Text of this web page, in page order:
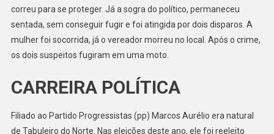
FRENTE
CASA
correu para se proteger. Já a sogra do político, permaneceu
sentada, sem conseguir fugir e foi atingida por dois disparos. A
mulher foi socorrida, já o vereador morreu no local. Após o crime,
os dois suspeitos fugiram em uma moto.
CARREIRA POLÍTICA
Filiado ao Partido Progressistas (pp) Marcos Aurélio era natural
de Tabuleiro do Norte. Nas eleições deste ano, ele foi reeleito